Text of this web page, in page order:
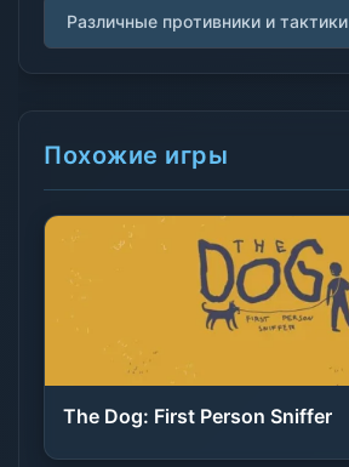
Различные противники и тактики
Похожие игры
The Dog: First Person Sniffer